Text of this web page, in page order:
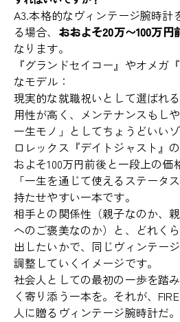
A3.本格的なヴィンテージ腕時計
る場合、 おおよそ20万〜100万円
なります。
『グランドセイコー』やオメガ
なモデル：
現実的な就職祝いとして選ばれ
用性が高く、メンテナンスもし
一生モノ」としてちょうどいいゾ
ロレックス『デイトジャスト』
およそ100万円前後と一段上の
「一生を通じて使えるステータ
持たせやすい一本です。
相手との関係性（親子なのか、
へのご褒美なのか）と、どれく
出したいかで、同じヴィンテー
調整していくイメージです。
社会人としての最初の一歩を踏
く寄り添う一本を。それが、
人に贈るヴィンテージ腕時計だ。